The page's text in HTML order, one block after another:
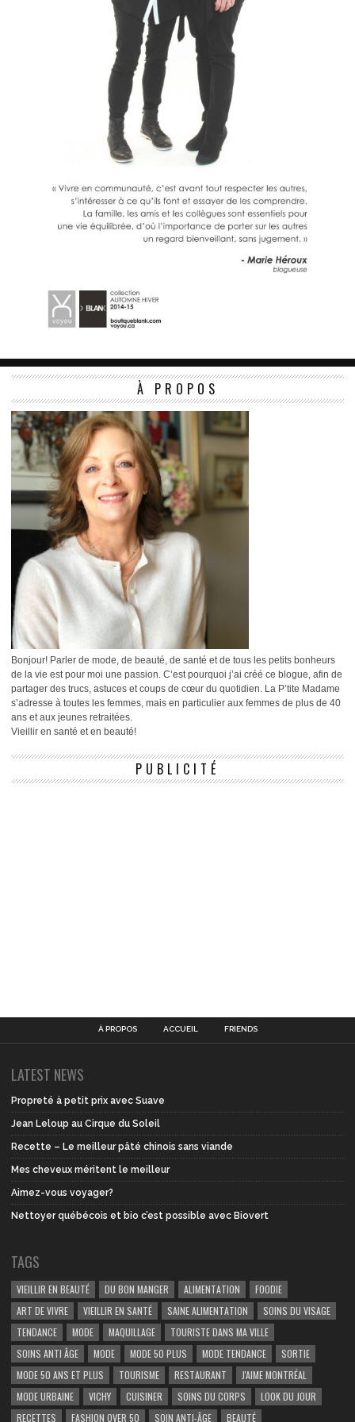
À PROPOS
Bonjour! Parler de mode, de beauté, de santé et de tous les petits bonheurs
de la vie est pour moi une passion. C’est pourquoi j’ai créé ce blogue, afin de
partager des trucs, astuces et coups de cœur du quotidien. La P’tite Madame
s’adresse à toutes les femmes, mais en particulier aux femmes de plus de 40
ans et aux jeunes retraitées.
Vieillir en santé et en beauté!
PUBLICITÉ
À PROPOS ACCUEIL FRIENDS
LATEST NEWS
Propreté à petit prix avec Suave
Jean Leloup au Cirque du Soleil
Recette – Le meilleur pâté chinois sans viande
Mes cheveux méritent le meilleur
Aimez-vous voyager?
Nettoyer québécois et bio c’est possible avec Biovert
TAGS
VIEILLIR EN BEAUTÉ DU BON MANGER ALIMENTATION
FOODIE
ART DE VIVRE
VIEILLIR EN SANTÉ SAINE ALIMENTATION
SOINS DU VISAGE
TENDANCE
MODE MAQUILLAGE
TOURISTE DANS MA VILLE
SOINS ANTI ÂGE
MODE MODE 50 PLUS MODE TENDANCE
SORTIE
MODE 50 ANS ET PLUS
TOURISME RESTAURANT
J'AIME MONTRÉAL
MODE URBAINE
VICHY CUISINER SOINS DU CORPS
LOOK DU JOUR
RECETTES
FASHION OVER 50 SOIN ANTI-ÂGE BEAUTÉ